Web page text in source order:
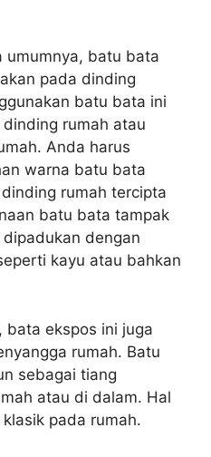
umumnya, batu bata
pada dinding
batu bata ini
rumah atau
Anda harus
warna batu bata
rumah tercipta
batu bata tampak
dengan
kayu atau bahkan
bata ekspos ini juga
rumah. Batu
sebagai tiang
atau di dalam. Hal
pada rumah.